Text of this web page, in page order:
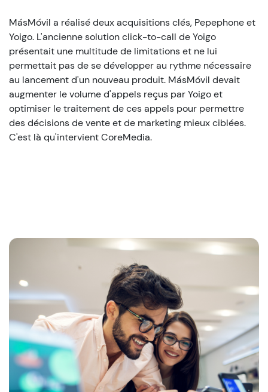
MásMóvil a réalisé deux acquisitions clés, Pepephone et
Yoigo. L'ancienne solution click-to-call de Yoigo
présentait une multitude de limitations et ne lui
permettait pas de se développer au rythme nécessaire
au lancement d'un nouveau produit. MásMóvil devait
augmenter le volume d'appels reçus par Yoigo et
optimiser le traitement de ces appels pour permettre
des décisions de vente et de marketing mieux ciblées.
C'est là qu'intervient CoreMedia.